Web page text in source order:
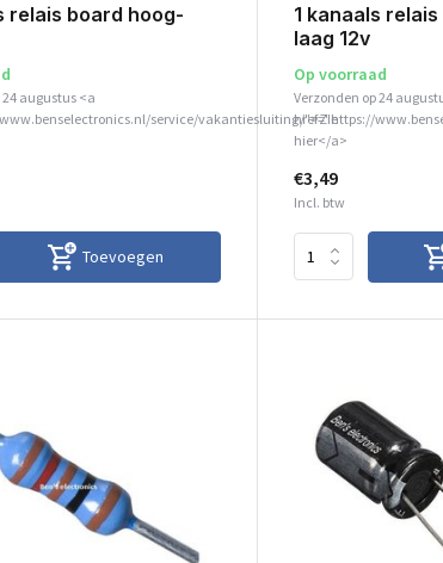
relais board hoog-
augustus <a
service/vakantiesluiting/">Zie
Toevoegen
1 kanaals
laag 12v
Op voorraad
Verzonden op 24
href="https://
hier</a>
€3,49
Incl. btw